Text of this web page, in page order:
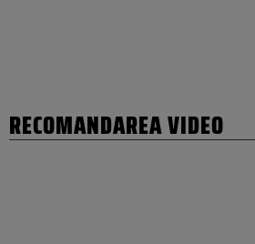
RECOMANDAREA VIDEO